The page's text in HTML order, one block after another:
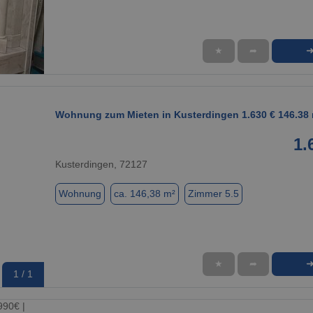
1 / 8
★ ➦ ➜
1 / 1
Wohnung zum Mieten in Kusterdingen 1.630 € 146.38
Kusterdingen, 72127
Wohnung ca. 146,38 m² Zimmer 5.5
★ ➦ ➜